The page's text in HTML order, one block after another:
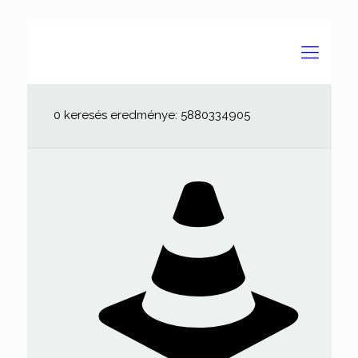
0 keresés eredménye: 5880334905